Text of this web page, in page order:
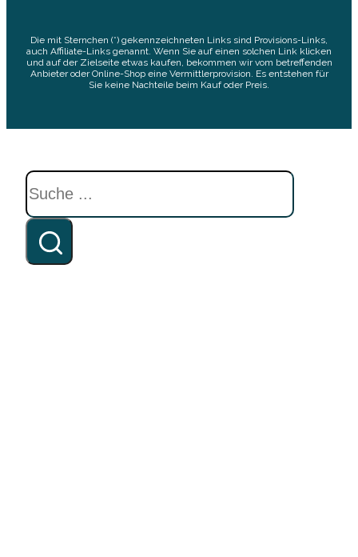
Die mit Sternchen (*) gekennzeichneten Links sind Provisions-Links,
auch Affiliate-Links genannt. Wenn Sie auf einen solchen Link klicken
und auf der Zielseite etwas kaufen, bekommen wir vom betreffenden
Anbieter oder Online-Shop eine Vermittlerprovision. Es entstehen für
Sie keine Nachteile beim Kauf oder Preis.
Suchen